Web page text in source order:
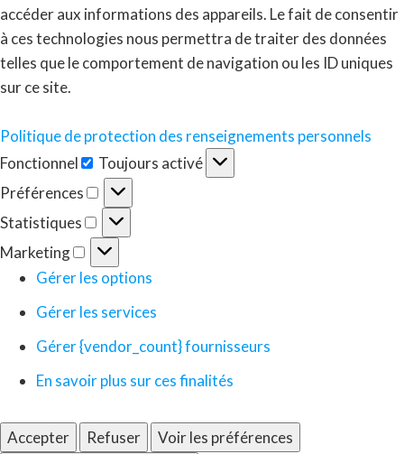
accéder aux informations des appareils. Le fait de consentir
à ces technologies nous permettra de traiter des données
telles que le comportement de navigation ou les ID uniques
sur ce site.
Politique de protection des renseignements personnels
Fonctionnel
Fonctionnel
Toujours activé
Préférences
Préférences
Statistiques
Statistiques
Marketing
Marketing
Gérer les options
Gérer les services
Gérer {vendor_count} fournisseurs
En savoir plus sur ces finalités
Accepter Refuser
Voir les préférences